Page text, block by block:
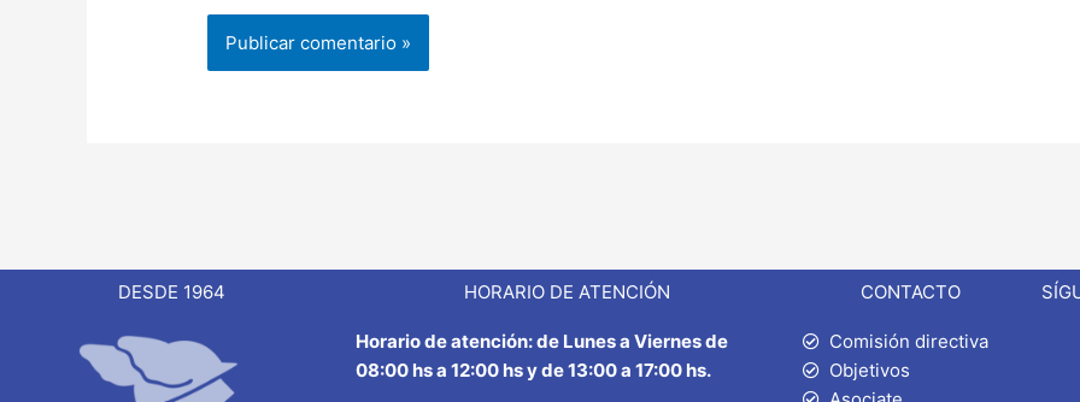
DESDE 1964 HORARIO DE ATENCIÓN CONTACTO
Horario de atención: de Lunes a Viernes de
08:00 hs a 12:00 hs y de 13:00 a 17:00 hs.
Comisión directiva
Objetivos